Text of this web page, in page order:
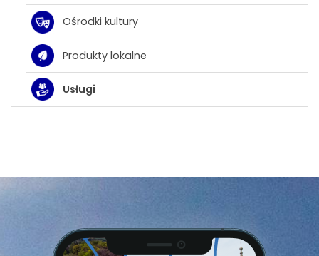
Ośrodki kultury
Produkty lokalne
Usługi